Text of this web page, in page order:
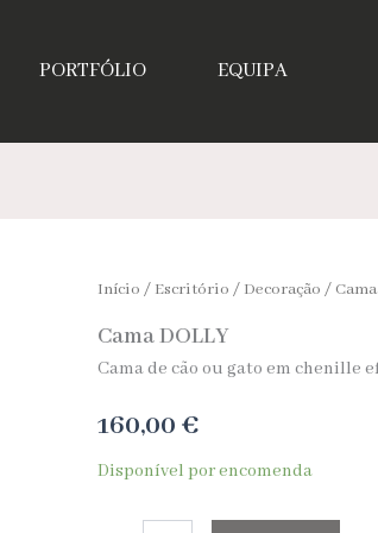
PORTFÓLIO EQUIPA
Início / Escritório / Decoração /
Cama DOLLY
Cama de cão ou gato em chenille
160,00€
Disponível por encomenda
Quantidade
Cama
DOLLY